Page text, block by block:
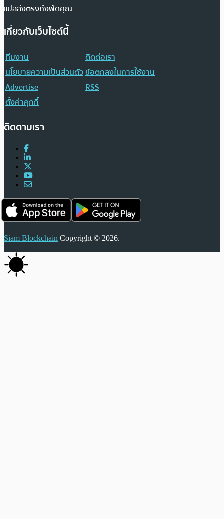
แปลส่งตรงถึงฟีดคุณ
เกี่ยวกับเว็บไซต์นี้
ทีมงาน
ติดต่อเรา
นโยบายความเป็นส่วนตัวข้อตกลงในการใช้งาน
Advertise
RSS
ตั้งค่าคุกกี้
ติดตามเรา
Siam Blockchain Copyright © 2026.